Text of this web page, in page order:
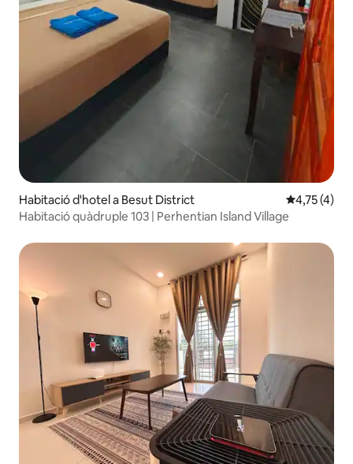
Habitació d'hotel a Besut District 4,75 de
4,75 (4)
Habitació quàdruple 103 | Perhentian Island Village